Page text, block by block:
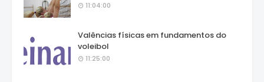
11:04:00
Valências físicas em fundamentos do
voleibol
11:25:00